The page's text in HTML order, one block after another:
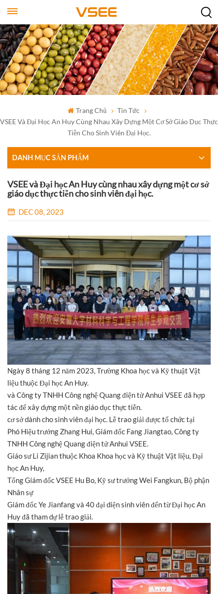
Trang Chủ
Tin Tức
VSEE Và Đại Học An Huy Cùng Nhau Xây Dựng Một Cơ Sở Giáo Dục Thực
Tiễn Cho Sinh Viên Đại Học.
DANH MỤC SẢN PHẨM
VSEE và Đại học An Huy cùng nhau xây dựng một cơ sở
giáo dục thực tiễn cho sinh viên đại học.
DEC 08, 2023
Ngày 8 tháng 12 năm 2023, Trường Khoa học và Kỹ thuật Vật
liệu thuộc Đại học An Huy.
và Công ty TNHH Công nghệ Quang điện tử Anhui VSEE đã hợp
tác để xây dựng một nền giáo dục thực tiễn.
cơ sở dành cho sinh viên đại học. Lễ trao giải được tổ chức tại
Phó Hiệu trưởng Zhang Hui, Giám đốc Fang Jiangtao, Công ty
TNHH Công nghệ Quang điện tử Anhui VSEE.
Giáo sư Li Zijian thuộc Khoa Khoa học và Kỹ thuật Vật liệu, Đại
học An Huy,
Tổng Giám đốc VSEE Hu Bo, Kỹ sư trưởng Wei Fangkun, Bộ phận
Nhân sự
Giám đốc Ye Jianfang và 40 đại diện sinh viên đến từ Đại học An
Huy đã tham dự lễ trao giải.